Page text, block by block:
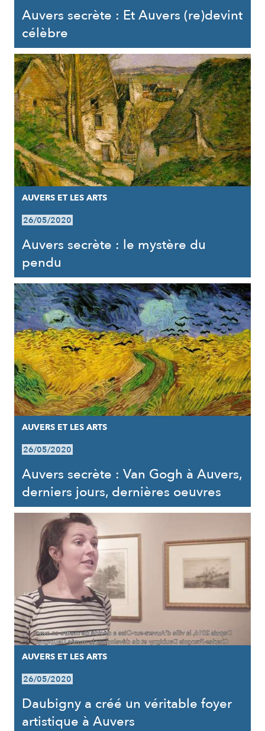
Auvers secrète : Et Auvers (re)devint
célèbre
AUVERS ET LES ARTS
26/05/2020
Auvers secrète : le mystère du
pendu
AUVERS ET LES ARTS
26/05/2020
Auvers secrète : Van Gogh à Auvers,
derniers jours, dernières oeuvres
AUVERS ET LES ARTS
26/05/2020
Daubigny a créé un véritable foyer
artistique à Auvers